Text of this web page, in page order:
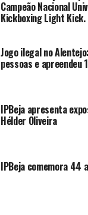
Campeão Nacional
Kickboxing Light Kick.
Jogo ilegal no
pessoas e apreendeu
IPBeja apresenta
Hélder Oliveira
IPBeja comemora 44